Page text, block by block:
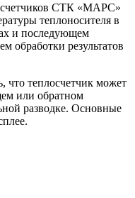
СТК «МАРС»
теплоносителя в
и последующем
обработки результатов
что теплосчетчик может
или обратном
разводке. Основные